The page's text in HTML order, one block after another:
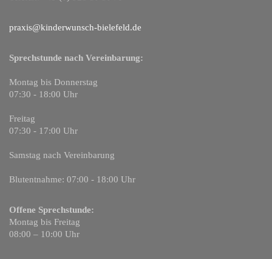
praxis@kinderwunsch-bielefeld.de
Sprechstunde nach Vereinbarung:
Montag bis Donnerstag
07:30 - 18:00 Uhr
Freitag
07:30 - 17:00 Uhr
Samstag nach Vereinbarung
Blutentnahme: 07:00 - 18:00 Uhr
Offene Sprechstunde:
Montag bis Freitag
08:00 – 10:00 Uhr